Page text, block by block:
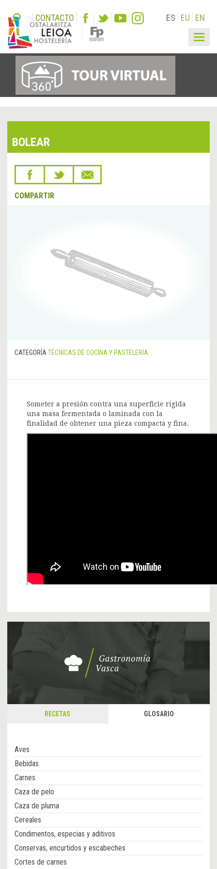
CONTACTO ES EU EN
BOLEAR
COMPARTIR
CATEGORÍA TÉCNICAS DE COCINA Y PASTELERÍA
Someter a presión contra una superficie rígida
una masa fermentada o laminada con la
finalidad de obtener una pieza compacta y fina.
RECETAS GLOSARIO
Aves
Bebidas
Carnes
Caza de pelo
Caza de pluma
Cereales
Condimentos, especias y aditivos
Conservas, encurtidos y escabeches
Cortes de carnes